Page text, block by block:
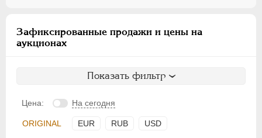
Зафиксированные продажи и цены на
аукционах
Показать фильтр
Цена: На сегодня
ORIGINAL EUR RUB USD